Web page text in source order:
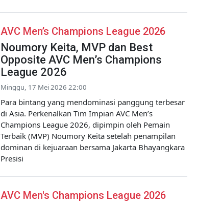
AVC Men’s Champions League 2026
Noumory Keita, MVP dan Best
Opposite AVC Men’s Champions
League 2026
Minggu, 17 Mei 2026 22:00
Para bintang yang mendominasi panggung terbesar
di Asia. Perkenalkan Tim Impian AVC Men’s
Champions League 2026, dipimpin oleh Pemain
Terbaik (MVP) Noumory Keita setelah penampilan
dominan di kejuaraan bersama Jakarta Bhayangkara
Presisi
AVC Men's Champions League 2026